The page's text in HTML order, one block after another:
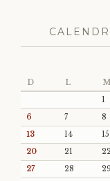
D L M
1
6
7 8
13
14 15
20
21 22
27
28 29